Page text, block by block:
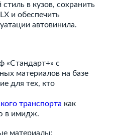
в кузов, сохранить
и обеспечить
автовинила.
«Стандарт+» с
материалов на базе
для тех, кто
транспорта как
в имидж.
материалы: